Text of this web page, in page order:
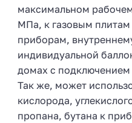
максимальном
МПа, к газовым
приборам,
индивидуальной
домах с подключением
Так же, может
кислорода,
пропана, бутана к